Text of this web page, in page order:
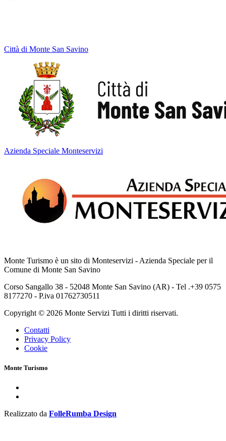
Città di Monte San Savino
Azienda Speciale Monteservizi
Monte Turismo è un sito di Monteservizi - Azienda Speciale per il
Comune di Monte San Savino
Corso Sangallo 38 - 52048 Monte San Savino (AR) - Tel .+39 0575
8177270 - P.iva 01762730511
Copyright © 2026 Monte Servizi Tutti i diritti riservati.
Contatti
Privacy Policy
Cookie
Monte Turismo
Realizzato da FolleRumba Design